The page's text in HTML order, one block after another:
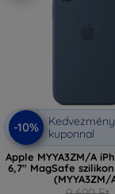
-10%
Kedvezmény
kuponnal
Apple MYYA3ZM/A
6,7" MagSafe
(MYYA3ZM/